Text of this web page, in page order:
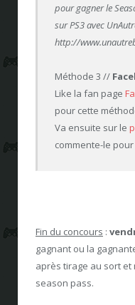
pour gagner le
sur PS3 avec
http://
Méthode 3 //
Like la fan page
pour cette
Va ensuite sur le
commente-le
Fin du concours :
gagnant ou la
après tirage au sort et
season pass.